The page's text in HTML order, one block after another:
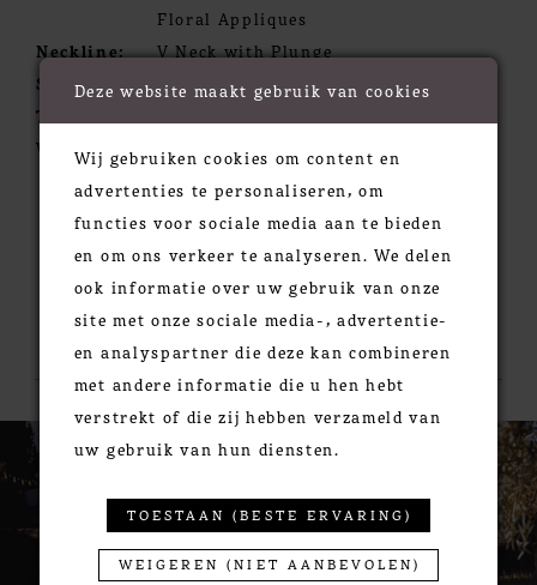
Floral Appliques
Neckline:
V Neck with Plunge
Silhouette:
A-Line
Train:
Waistline:
Natural
RELATED PRODUCTS
Related
Products
Skip
to
PAUSE AUTOPLAY
PREVIOUS SLIDE
NEXT SLIDE
0
3
Deze website maakt gebruik van cookies
Wij gebruiken cookies om content en
advertenties te personaliseren, om
functies voor sociale media aan te bieden
en om ons verkeer te analyseren. We delen
ook informatie over uw gebruik van onze
site met onze sociale media-, advertentie-
en analyspartner die deze kan combineren
met andere informatie die u hen hebt
verstrekt of die zij hebben verzameld van
uw gebruik van hun diensten.
TOESTAAN (BESTE ERVARING)
WEIGEREN (NIET AANBEVOLEN)